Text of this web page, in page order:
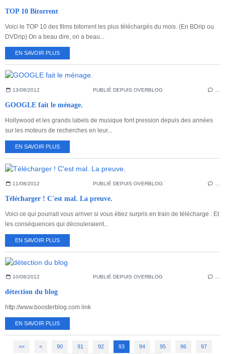
TOP 10 Bitorrent
Voici le TOP 10 des films bitorrent les plus téléchargés du mois. (En BDrip ou
DVDrip) On a beau dire, on a beau...
EN SAVOIR PLUS
13/08/2012 PUBLIÉ DEPUIS OVERBLOG
GOOGLE fait le ménage.
Hollywood et les grands labels de musique font pression depuis des années
sur les moteurs de recherches en leur...
EN SAVOIR PLUS
11/08/2012 PUBLIÉ DEPUIS OVERBLOG
Télécharger ! C'est mal. La preuve.
Voici ce qui pourrait vous arriver si vous étiez surpris en train de télécharge : Et
les conséquences qui découleraient...
EN SAVOIR PLUS
10/08/2012 PUBLIÉ DEPUIS OVERBLOG …
détection du blog
http://www.boosterblog.com link
EN SAVOIR PLUS
<< < 10
20
30
40
50
60
70
80
90 91 92 93 94 95 96 97